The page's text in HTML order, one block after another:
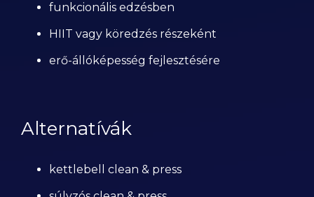
funkcionális edzésben
HIIT vagy köredzés részeként
erő-állóképesség fejlesztésére
Alternatívák
kettlebell clean & press